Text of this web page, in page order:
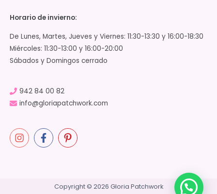
Horario de invierno:
De Lunes, Martes, Jueves y Viernes: 11:30-13:30 y 16:00-18:30
Miércoles: 11:30-13:00 y 16:00-20:00
Sábados y Domingos cerrado
942 84 00 82
info@gloriapatchwork.com
Copyright © 2026 Gloria Patchwork